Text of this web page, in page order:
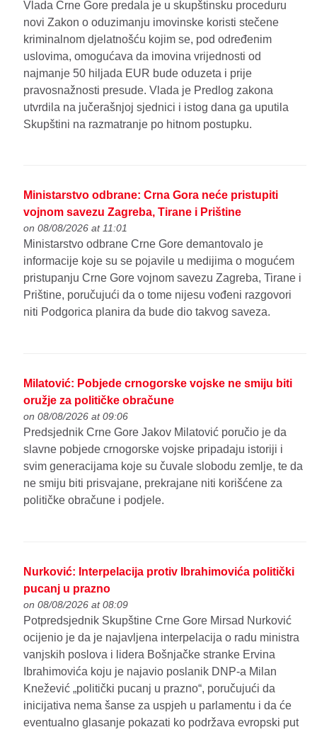
Vlada Crne Gore predala je u skupštinsku proceduru
novi Zakon o oduzimanju imovinske koristi stečene
kriminalnom djelatnošću kojim se, pod određenim
uslovima, omogućava da imovina vrijednosti od
najmanje 50 hiljada EUR bude oduzeta i prije
pravosnažnosti presude. Vlada je Predlog zakona
utvrdila na jučerašnjoj sjednici i istog dana ga uputila
Skupštini na razmatranje po hitnom postupku.
Ministarstvo odbrane: Crna Gora neće pristupiti
vojnom savezu Zagreba, Tirane i Prištine
on 08/08/2026 at 11:01
Ministarstvo odbrane Crne Gore demantovalo je
informacije koje su se pojavile u medijima o mogućem
pristupanju Crne Gore vojnom savezu Zagreba, Tirane i
Prištine, poručujući da o tome nijesu vođeni razgovori
niti Podgorica planira da bude dio takvog saveza.
Milatović: Pobjede crnogorske vojske ne smiju biti
oružje za političke obračune
on 08/08/2026 at 09:06
Predsjednik Crne Gore Jakov Milatović poručio je da
slavne pobjede crnogorske vojske pripadaju istoriji i
svim generacijama koje su čuvale slobodu zemlje, te da
ne smiju biti prisvajane, prekrajane niti korišćene za
političke obračune i podjele.
Nurković: Interpelacija protiv Ibrahimovića politički
pucanj u prazno
on 08/08/2026 at 08:09
Potpredsjednik Skupštine Crne Gore Mirsad Nurković
ocijenio je da je najavljena interpelacija o radu ministra
vanjskih poslova i lidera Bošnjačke stranke Ervina
Ibrahimovića koju je najavio poslanik DNP-a Milan
Knežević „politički pucanj u prazno“, poručujući da
inicijativa nema šanse za uspjeh u parlamentu i da će
eventualno glasanje pokazati ko podržava evropski put